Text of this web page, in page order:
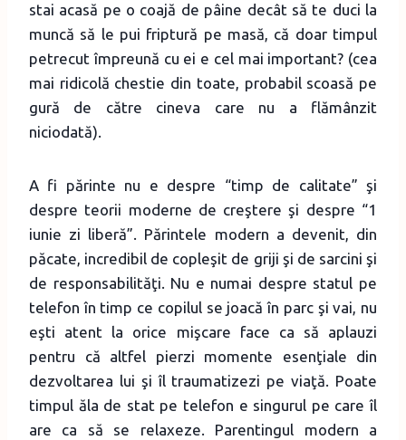
stai acasă pe o coajă de pâine decât să te duci la
muncă să le pui friptură pe masă, că doar timpul
petrecut împreună cu ei e cel mai important? (cea
mai ridicolă chestie din toate, probabil scoasă pe
gură de către cineva care nu a flămânzit
niciodată).
A fi părinte nu e despre “timp de calitate” şi
despre teorii moderne de creştere şi despre “1
iunie zi liberă”. Părintele modern a devenit, din
păcate, incredibil de copleşit de griji şi de sarcini şi
de responsabilităţi. Nu e numai despre statul pe
telefon în timp ce copilul se joacă în parc şi vai, nu
eşti atent la orice mişcare face ca să aplauzi
pentru că altfel pierzi momente esenţiale din
dezvoltarea lui şi îl traumatizezi pe viaţă. Poate
timpul ăla de stat pe telefon e singurul pe care îl
are ca să se relaxeze. Parentingul modern a